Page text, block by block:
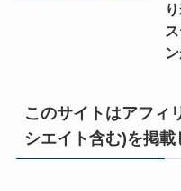
このサイトはアフィ
シエイト含む)を掲載